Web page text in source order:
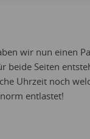
wir nun einen
beide Seiten
Uhrzeit noch
entlastet!